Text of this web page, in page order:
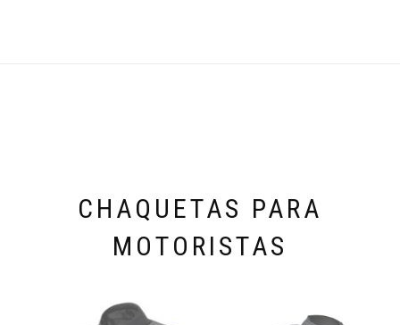
CHAQUETAS PARA
MOTORISTAS